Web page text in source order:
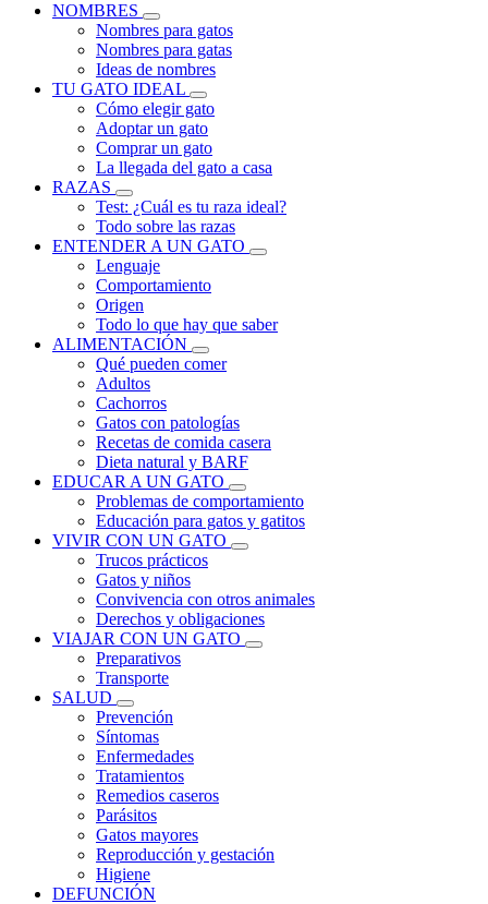
NOMBRES
Nombres para gatos
Nombres para gatas
Ideas de nombres
TU GATO IDEAL
Cómo elegir gato
Adoptar un gato
Comprar un gato
La llegada del gato a casa
RAZAS
Test: ¿Cuál es tu raza ideal?
Todo sobre las razas
ENTENDER A UN GATO
Lenguaje
Comportamiento
Origen
Todo lo que hay que saber
ALIMENTACIÓN
Qué pueden comer
Adultos
Cachorros
Gatos con patologías
Recetas de comida casera
Dieta natural y BARF
EDUCAR A UN GATO
Problemas de comportamiento
Educación para gatos y gatitos
VIVIR CON UN GATO
Trucos prácticos
Gatos y niños
Convivencia con otros animales
Derechos y obligaciones
VIAJAR CON UN GATO
Preparativos
Transporte
SALUD
Prevención
Síntomas
Enfermedades
Tratamientos
Remedios caseros
Parásitos
Gatos mayores
Reproducción y gestación
Higiene
DEFUNCIÓN